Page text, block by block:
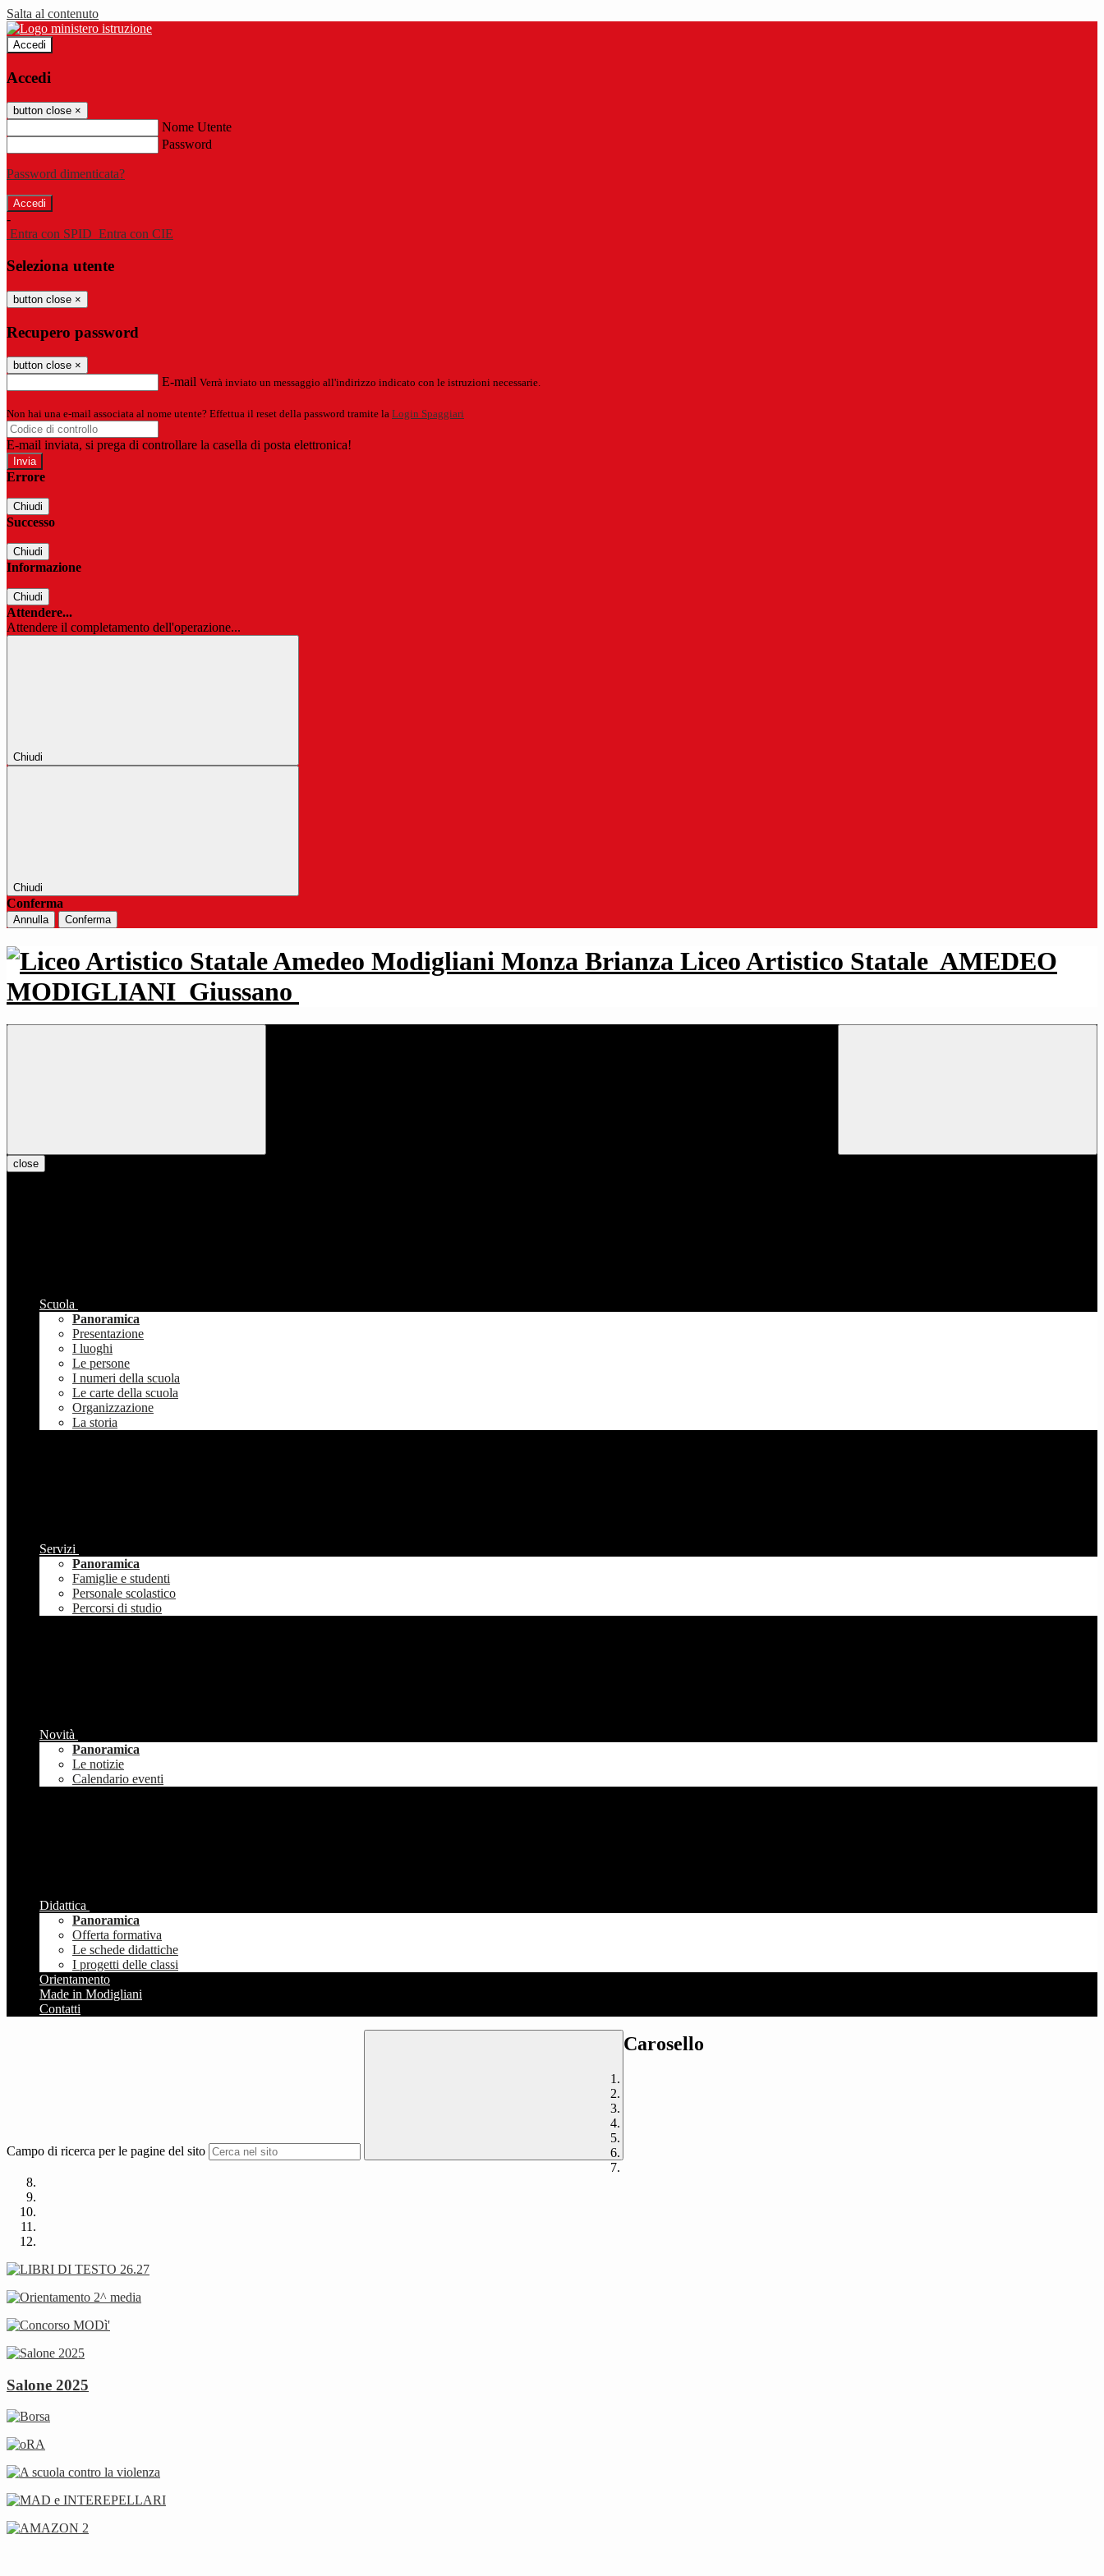
Salta al contenuto
Accedi
Accedi
button close ×
Nome Utente
Password
Password dimenticata?
-
Entra con SPID Entra con CIE
Seleziona utente
button close ×
Recupero password
button close ×
E-mail Verrà inviato un messaggio all'indirizzo indicato con le istruzioni necessarie.
Non hai una e-mail associata al nome utente? Effettua il reset della password tramite la Login Spaggiari
E-mail inviata, si prega di controllare la casella di posta elettronica!
Errore
Chiudi
Successo
Chiudi
Informazione
Chiudi
Attendere...
Attendere il completamento dell'operazione...
Chiudi
Chiudi
Conferma
Annulla Conferma
Liceo Artistico Statale AMEDEO
MODIGLIANI Giussano
close
Scuola
Panoramica
Presentazione
I luoghi
Le persone
I numeri della scuola
Le carte della scuola
Organizzazione
La storia
Servizi
Panoramica
Famiglie e studenti
Personale scolastico
Percorsi di studio
Novità
Panoramica
Le notizie
Calendario eventi
Didattica
Panoramica
Offerta formativa
Le schede didattiche
I progetti delle classi
Orientamento
Made in Modigliani
Contatti
Campo di ricerca per le pagine del sito
Carosello
Salone 2025